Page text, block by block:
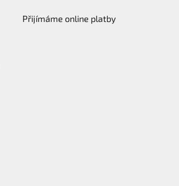
Přijímáme online platby